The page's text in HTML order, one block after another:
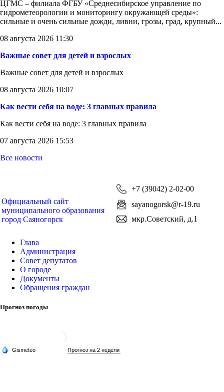
ЦГМС – филиала ФГБУ «Среднесибирское управление по
гидрометеорологии и мониторингу окружающей среды»:
сильные и очень сильные дожди, ливни, грозы, град, крупный...
08 августа 2026 11:30
Важные совет для детей и взрослых
Важные совет для детей и взрослых
08 августа 2026 10:07
Как вести себя на воде: 3 главных правила
Как вести себя на воде: 3 главных правила
07 августа 2026 15:53
Все новости
Официальный сайт
муниципального образования
город Саяногорск
+7 (39042) 2-02-00
sayanogorsk@r-19.ru
мкр.Советский, д.1
Глава
Администрация
Совет депутатов
О городе
Документы
Обращения граждан
Прогноз погоды